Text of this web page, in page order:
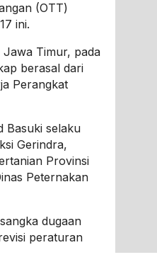
(OTT)
ini.
Timur, pada
berasal dari
Perangkat
Basuki selaku
Gerindra,
Provinsi
Peternakan
dugaan
peraturan